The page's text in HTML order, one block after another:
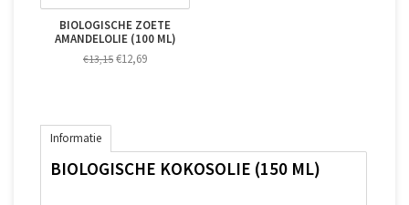
BIOLOGISCHE ZOETE
AMANDELOLIE (100 ML)
€13,15 €12,69
Informatie
BIOLOGISCHE KOKOSOLIE (150 ML)